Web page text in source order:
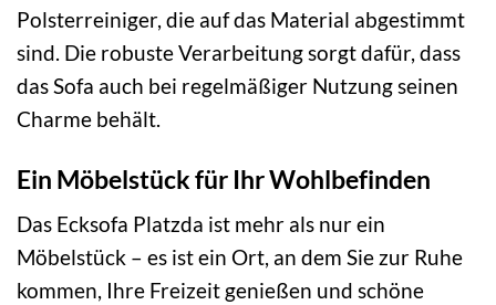
Polsterreiniger, die auf das Material abgestimmt
sind. Die robuste Verarbeitung sorgt dafür, dass
das Sofa auch bei regelmäßiger Nutzung seinen
Charme behält.
Ein Möbelstück für Ihr Wohlbefinden
Das Ecksofa Platzda ist mehr als nur ein
Möbelstück – es ist ein Ort, an dem Sie zur Ruhe
kommen, Ihre Freizeit genießen und schöne